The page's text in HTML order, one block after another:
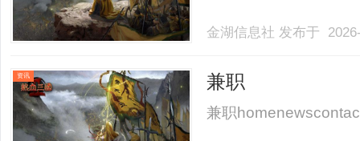
金湖信息社 发布于
资讯 兼职
兼职